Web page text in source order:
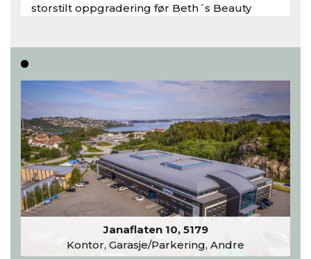
storstilt oppgradering før Beth´s Beauty
Les hele artikkelen
Janaflaten 10, 5179
Kontor, Garasje/Parkering, Andre